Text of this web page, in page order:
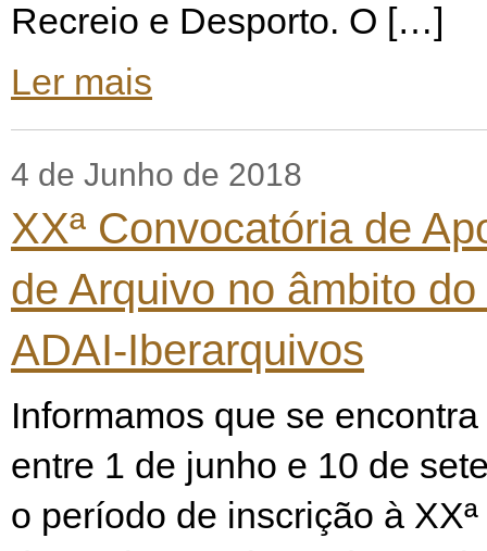
Recreio e Desporto. O […]
Ler mais
4 de Junho de 2018
XXª Convocatória de
de Arquivo no âmbito
ADAI-Iberarquivos
Informamos que se
entre 1 de junho e 10 de
o período de inscrição à